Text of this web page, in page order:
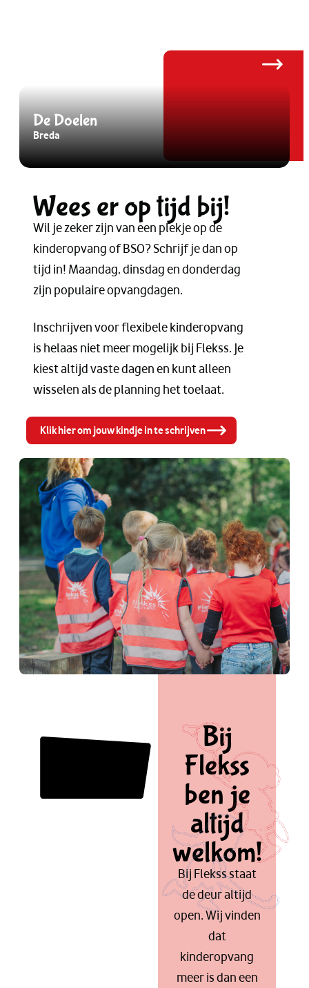
De Doelen
Breda
Wees er op tijd bij!
Wil je zeker zijn van een plekje op de
kinderopvang of BSO? Schrijf je dan op
tijd in! Maandag, dinsdag en donderdag
zijn populaire opvangdagen.
Inschrijven voor flexibele kinderopvang
is helaas niet meer mogelijk bij Flekss. Je
kiest altijd vaste dagen en kunt alleen
wisselen als de planning het toelaat.
Klik hier om jouw kindje in te schrijven
Bij
Flekss
ben je
altijd
welkom!
Bij Flekss staat
de deur altijd
open. Wij vinden
dat
kinderopvang
meer is dan een